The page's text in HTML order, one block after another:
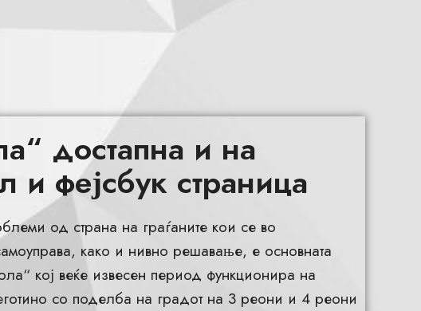
достапна и на
и фејсбук страница
од страна на граѓаните кои се во
како и нивно решавање, е основната
кој веќе извесен период функционира на
со поделба на градот на 3 реони и 4 реони